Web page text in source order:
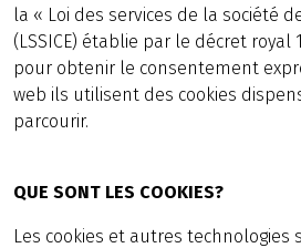
la « Loi des services de la société
(LSSICE) établie par le décret royal
pour obtenir le consentement
web ils utilisent des cookies
parcourir.
QUE SONT LES COOKIES?
Les cookies et autres technologies